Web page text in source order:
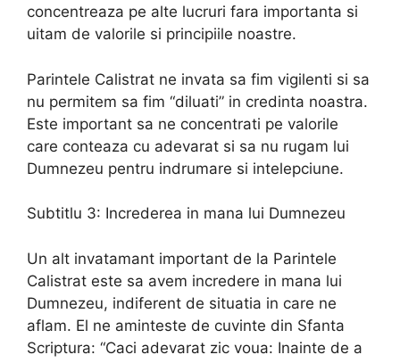
concentreaza pe alte lucruri fara importanta si
uitam de valorile si principiile noastre.
Parintele Calistrat ne invata sa fim vigilenti si sa
nu permitem sa fim “diluati” in credinta noastra.
Este important sa ne concentrati pe valorile
care conteaza cu adevarat si sa nu rugam lui
Dumnezeu pentru indrumare si intelepciune.
Subtitlu 3: Increderea in mana lui Dumnezeu
Un alt invatamant important de la Parintele
Calistrat este sa avem incredere in mana lui
Dumnezeu, indiferent de situatia in care ne
aflam. El ne aminteste de cuvinte din Sfanta
Scriptura: “Caci adevarat zic voua: Inainte de a